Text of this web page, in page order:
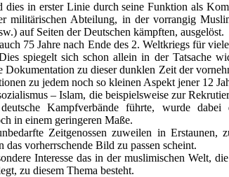
in erster Linie durch seine Funktion als
militärischen Abteilung, in der vorrangig
auf Seiten der Deutschen kämpften, ausgelöst.
75 Jahre nach Ende des 2. Weltkriegs für
spiegelt sich schon allein in der Tatsache
Dokumentation zu dieser dunklen Zeit der
zu jedem noch so kleinen Aspekt jener 12
– Islam, die beispielsweise zur
Kampfverbände führte, wurde
in einem geringeren Maße.
Zeitgenossen zuweilen in Erstaunen,
vorherrschende Bild zu passen scheint.
Interesse das in der muslimischen Welt,
zu diesem Thema besteht.